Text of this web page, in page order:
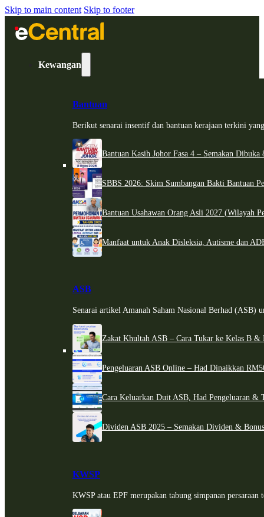
Skip to main content Skip to footer
Kewangan
Bantuan
Berikut senarai insentif dan bantuan kerajaan terkini
Bantuan Kasih Johor Fasa 4 – Semakan
SBBS 2026: Skim Sumbangan Bakti Bantuan
Bantuan Usahawan Orang Asli 2027 (Wilayah
Manfaat untuk Anak Disleksia, Autisme dan
ASB
Senarai artikel Amanah Saham Nasional Berhad (ASB)
Zakat Khultah ASB – Cara Tukar ke Kelas B &
Pengeluaran ASB Online – Had Dinaikkan
Cara Keluarkan Duit ASB, Had Pengeluaran &
Dividen ASB 2025 – Semakan Dividen &
KWSP
KWSP atau EPF merupakan tabung simpanan persaraan